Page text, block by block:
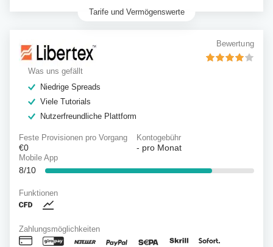
Tarife und Vermögenswerte
Bewertung
Was uns gefällt
Niedrige Spreads
Viele Tutorials
Nutzerfreundliche Plattform
Feste Provisionen pro Vorgang
€0
Kontogebühr
- pro Monat
Mobile App
8/10
Funktionen
Zahlungsmöglichkeiten